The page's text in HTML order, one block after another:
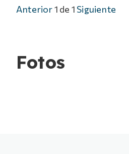
Anterior1 de 1 Siguiente
Fotos